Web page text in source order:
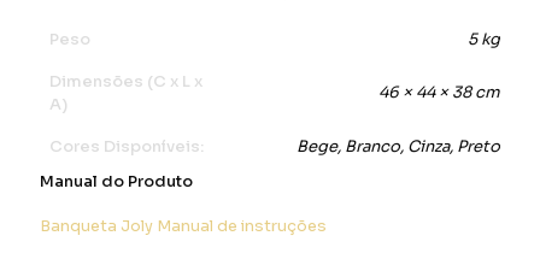
Peso 5 kg
Dimensões (C x L x
A)
46 × 44 × 38 cm
Cores Disponíveis:
Bege, Branco, Cinza, Preto
Manual do Produto
Banqueta Joly Manual de instruções